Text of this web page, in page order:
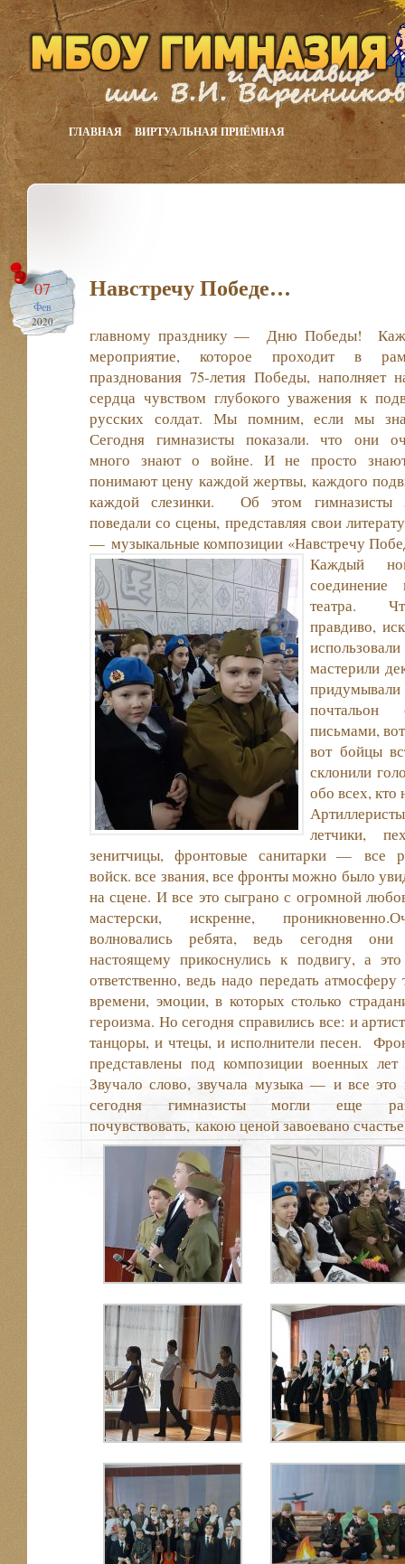
ГЛАВНАЯ ВИРТУАЛЬНАЯ ПРИЁМНАЯ
07
Фев
2020
Навстречу Победе…
главному празднику — Дню Победы!
мероприятие, которое проходит в
празднования 75-летия Победы, наполняет
сердца чувством глубокого уважения к
русских солдат. Мы помним, если мы
Сегодня гимназисты показали. что они
много знают о войне. И не просто
понимают цену каждой жертвы, каждого
каждой слезинки. Об этом гимназисты
поведали со сцены, представляя свои
— музыкальные композиции «Навстречу
Каждый
театра.
правдиво,
мастерили
письмами,
вот бойцы
склонили
обо всех, кто
летчики,
зенитчицы, фронтовые санитарки — все
войск. все звания, все фронты можно было
на сцене. И все это сыграно с огромной
мастерски, искренне,
волновались ребята, ведь сегодня
настоящему прикоснулись к подвигу, а
ответственно, ведь надо передать атмосферу
времени, эмоции, в которых столько
героизма. Но сегодня справились все: и
танцоры, и чтецы, и исполнители песен.
представлены под композиции военных
Звучало слово, звучала музыка — и все это
сегодня гимназисты могли еще
почувствовать, какою ценой завоевано